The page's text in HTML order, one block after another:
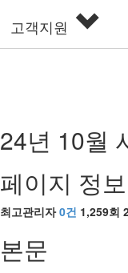
E-mail
고객지원
24년 10월
페이지 정보
최고관리자 0건 1,259회
본문